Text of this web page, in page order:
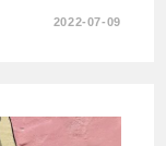
2022-07-09